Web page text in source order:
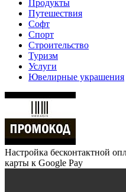
Продукты
Путешествия
Софт
Спорт
Строительство
Туризм
Услуги
Ювелирные украшения
Настройка бесконтактной
карты к Google Pay